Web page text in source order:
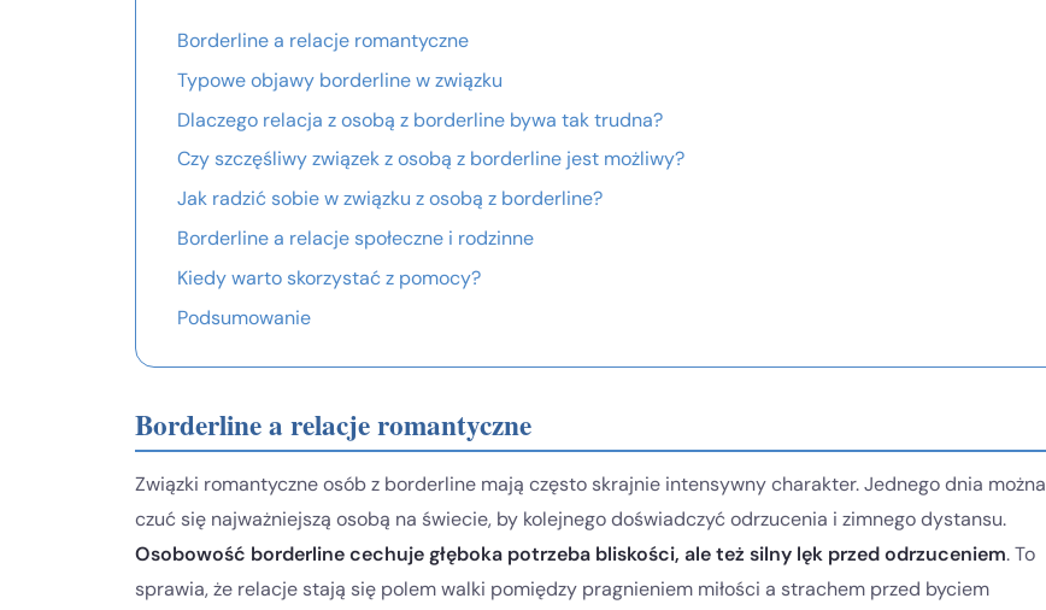
Borderline a relacje romantyczne
Typowe objawy borderline w związku
Dlaczego relacja z osobą z borderline bywa tak trudna?
Czy szczęśliwy związek z osobą z borderline jest możliwy?
Jak radzić sobie w związku z osobą z borderline?
Borderline a relacje społeczne i rodzinne
Kiedy warto skorzystać z pomocy?
Podsumowanie
Borderline a relacje romantyczne
Związki romantyczne osób z borderline mają często skrajnie intensywny charakter. Jednego dnia można
czuć się najważniejszą osobą na świecie, by kolejnego doświadczyć odrzucenia i zimnego dystansu.
Osobowość borderline cechuje głęboka potrzeba bliskości, ale też silny lęk przed odrzuceniem. To
sprawia, że relacje stają się polem walki pomiędzy pragnieniem miłości a strachem przed byciem